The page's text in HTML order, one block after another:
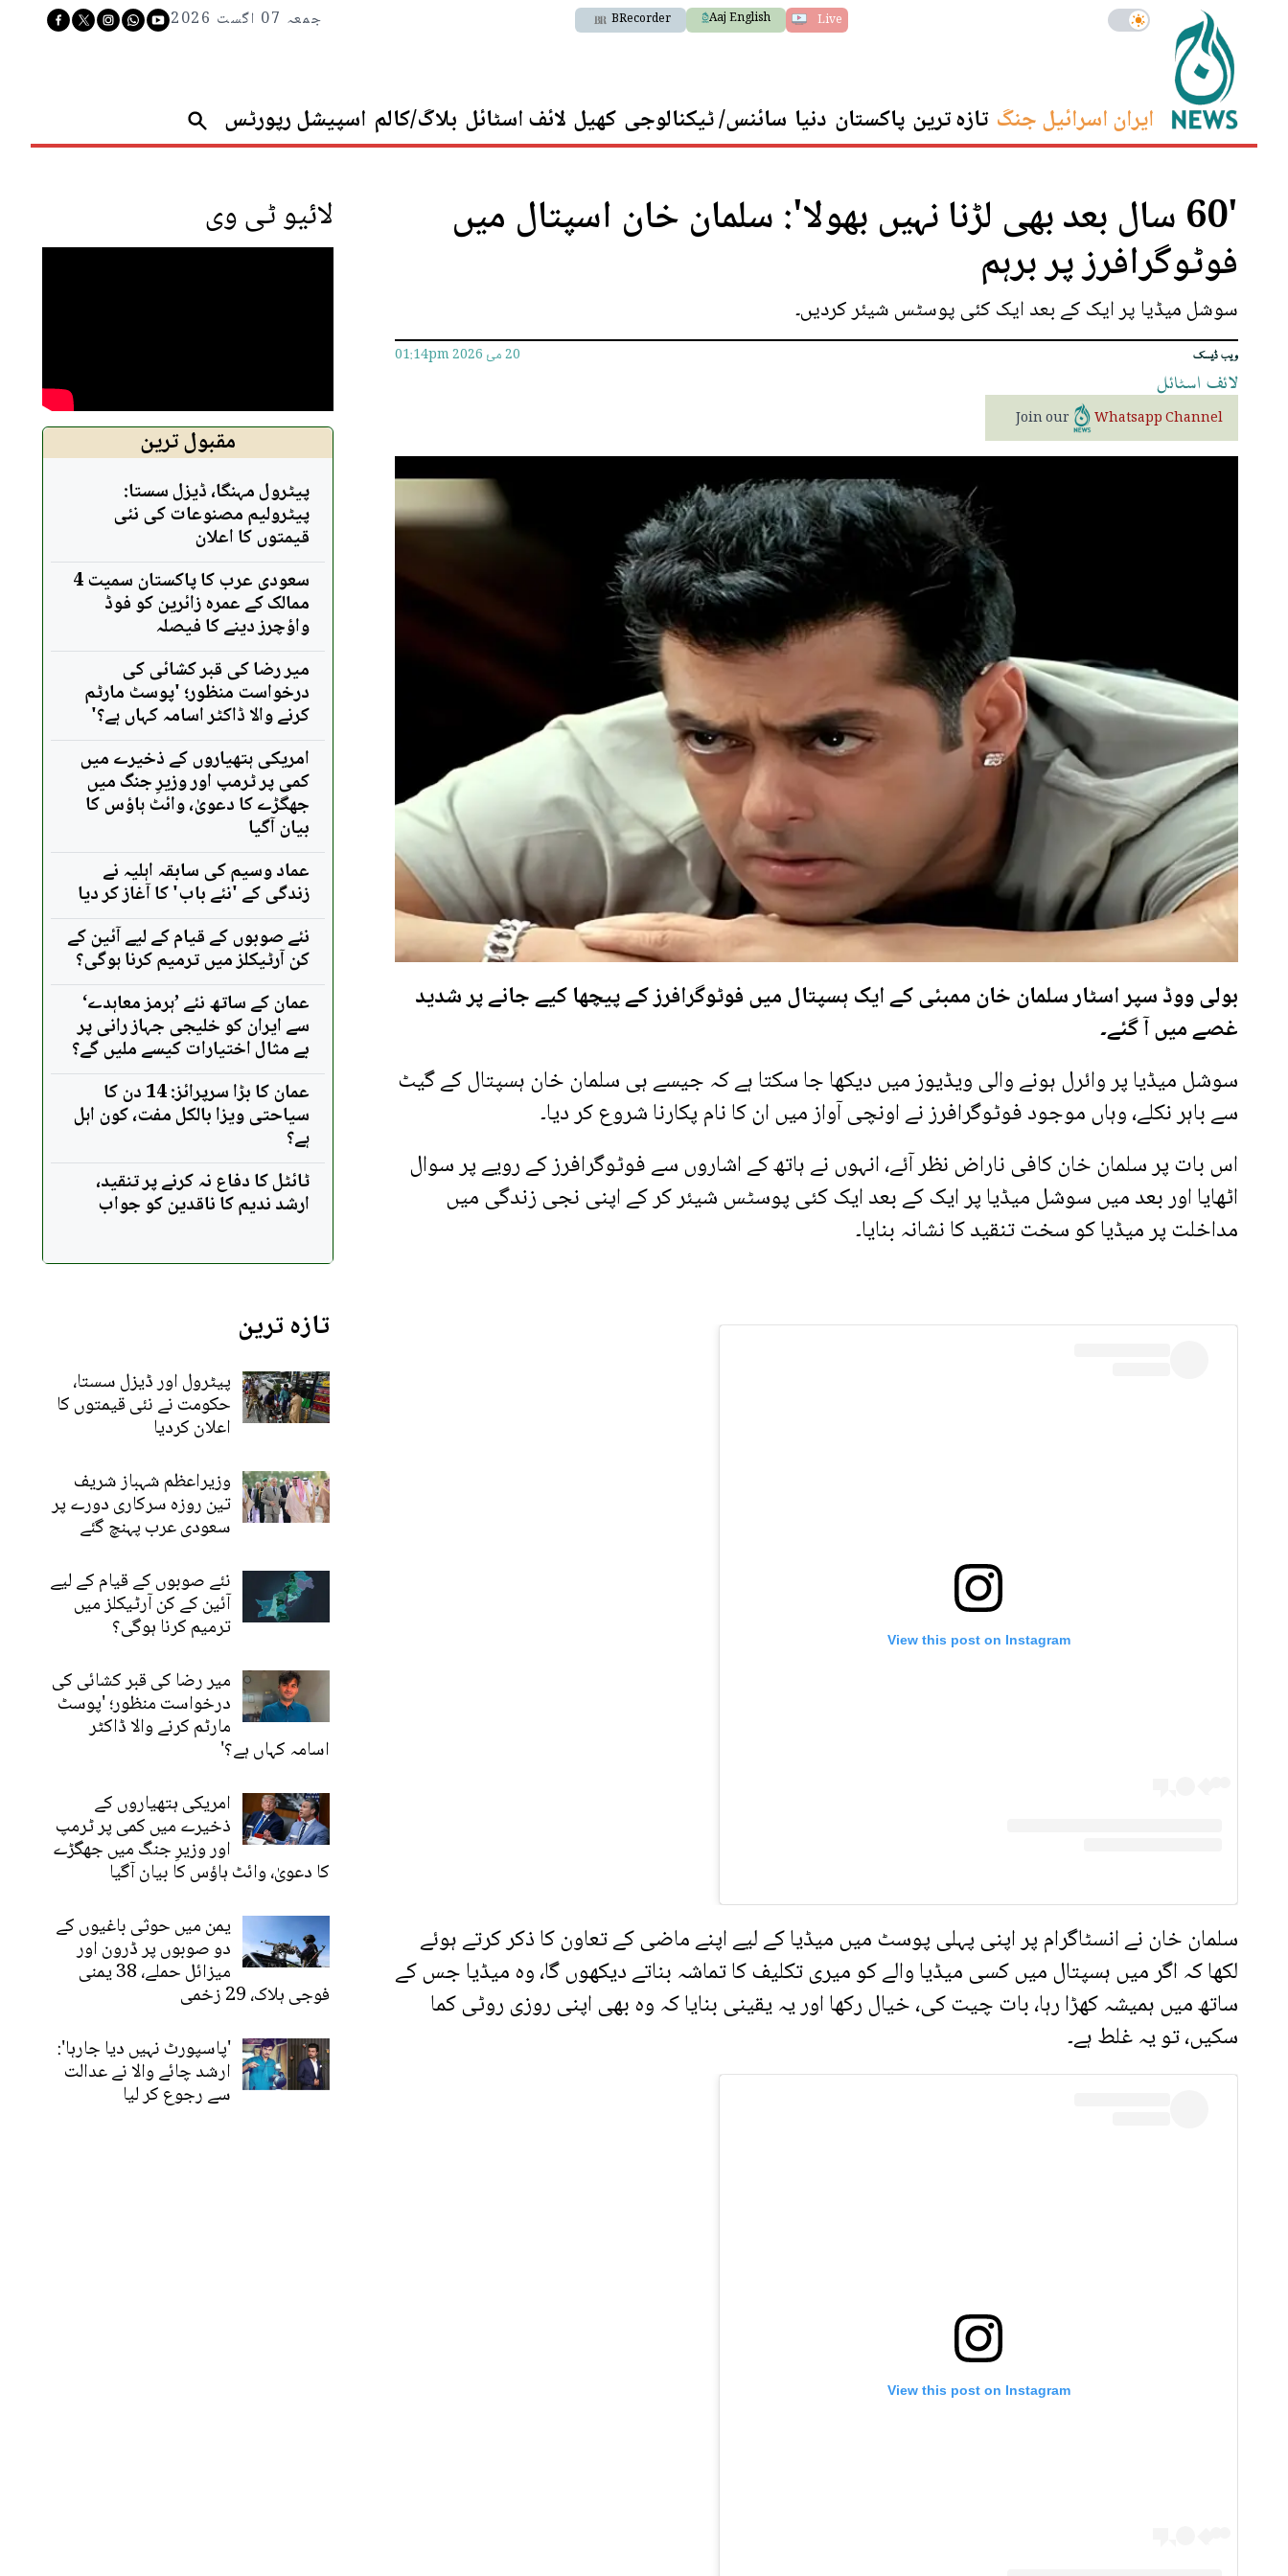
Live
Aaj English
BRecorder جمعہ 07 اگست 2026
ایران اسرائیل جنگ تازہ ترین پاکستان دنیا سائنس/ ٹیکنالوجی کھیل لائف اسٹائل بلاگ/کالم اسپیشل رپورٹس
'60 سال بعد بھی لڑنا نہیں بھولا': سلمان خان اسپتال میں
فوٹوگرافرز پر برہم
سوشل میڈیا پر ایک کے بعد ایک کئی پوسٹس شیئر کردیں۔
ویب ڈیسک 20 مئ 2026 01:14pm
لائف اسٹائل
Join our Whatsapp Channel
بولی ووڈ سپر اسٹار سلمان خان ممبئی کے ایک ہسپتال میں فوٹوگرافرز کے پیچھا کیے جانے پر شدید
غصے میں آ گئے۔
سوشل میڈیا پر وائرل ہونے والی ویڈیوز میں دیکھا جا سکتا ہے کہ جیسے ہی سلمان خان ہسپتال کے گیٹ
سے باہر نکلے، وہاں موجود فوٹوگرافرز نے اونچی آواز میں ان کا نام پکارنا شروع کر دیا۔
اس بات پر سلمان خان کافی ناراض نظر آئے، انہوں نے ہاتھ کے اشاروں سے فوٹوگرافرز کے رویے پر سوال
اٹھایا اور بعد میں سوشل میڈیا پر ایک کے بعد ایک کئی پوسٹس شیئر کر کے اپنی نجی زندگی میں
مداخلت پر میڈیا کو سخت تنقید کا نشانہ بنایا۔
View this post on Instagram
سلمان خان نے انسٹاگرام پر اپنی پہلی پوسٹ میں میڈیا کے لیے اپنے ماضی کے تعاون کا ذکر کرتے ہوئے
لکھا کہ اگر میں ہسپتال میں کسی میڈیا والے کو میری تکلیف کا تماشہ بناتے دیکھوں گا، وہ میڈیا جس کے
ساتھ میں ہمیشہ کھڑا رہا، بات چیت کی، خیال رکھا اور یہ یقینی بنایا کہ وہ بھی اپنی روزی روٹی کما
سکیں، تو یہ غلط ہے۔
View this post on Instagram
لائیو ٹی وی
مقبول ترین
پیٹرول مہنگا، ڈیزل سستا:
پیٹرولیم مصنوعات کی نئی
قیمتوں کا اعلان
سعودی عرب کا پاکستان سمیت 4
ممالک کے عمرہ زائرین کو فوڈ
واؤچرز دینے کا فیصلہ
میر رضا کی قبر کشائی کی
درخواست منظور؛ 'پوسٹ مارٹم
کرنے والا ڈاکٹر اسامہ کہاں ہے؟'
امریکی ہتھیاروں کے ذخیرے میں
کمی پر ٹرمپ اور وزیرِ جنگ میں
جھگڑے کا دعویٰ، وائٹ ہاؤس کا
بیان آگیا
عماد وسیم کی سابقہ اہلیہ نے
زندگی کے 'نئے باب' کا آغاز کر دیا
نئے صوبوں کے قیام کے لیے آئین کے
کن آرٹیکلز میں ترمیم کرنا ہوگی؟
عمان کے ساتھ نئے ’ہرمز معاہدے‘
سے ایران کو خلیجی جہاز رانی پر
بے مثال اختیارات کیسے ملیں گے؟
عمان کا بڑا سرپرائز: 14 دن کا
سیاحتی ویزا بالکل مفت، کون اہل
ہے؟
ٹائٹل کا دفاع نہ کرنے پر تنقید،
ارشد ندیم کا ناقدین کو جواب
تازہ ترین
پیٹرول اور ڈیزل سستا،
حکومت نے نئی قیمتوں کا
اعلان کردیا
وزیراعظم شہباز شریف
تین روزہ سرکاری دورے پر
سعودی عرب پہنچ گئے
نئے صوبوں کے قیام کے لیے
آئین کے کن آرٹیکلز میں
ترمیم کرنا ہوگی؟
میر رضا کی قبر کشائی کی
درخواست منظور؛ 'پوسٹ
مارٹم کرنے والا ڈاکٹر
اسامہ کہاں ہے؟'
امریکی ہتھیاروں کے
ذخیرے میں کمی پر ٹرمپ
اور وزیرِ جنگ میں جھگڑے
کا دعویٰ، وائٹ ہاؤس کا بیان آگیا
یمن میں حوثی باغیوں کے
دو صوبوں پر ڈرون اور
میزائل حملے، 38 یمنی
فوجی ہلاک، 29 زخمی
'پاسپورٹ نہیں دیا جارہا':
ارشد چائے والا نے عدالت
سے رجوع کر لیا